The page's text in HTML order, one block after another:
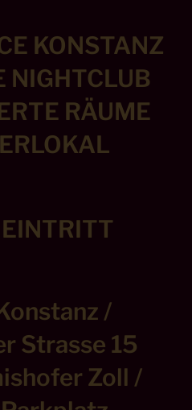
KONSTANZ
NIGHTCLUB
RÄUME
/
Strasse 15
Zoll /